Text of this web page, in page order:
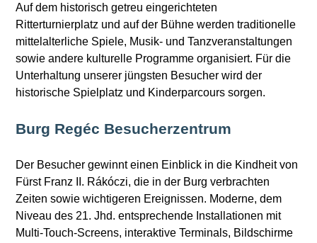
Auf dem historisch getreu eingerichteten
Ritterturnierplatz und auf der Bühne werden traditionelle
mittelalterliche Spiele, Musik- und Tanzveranstaltungen
sowie andere kulturelle Programme organisiert. Für die
Unterhaltung unserer jüngsten Besucher wird der
historische Spielplatz und Kinderparcours sorgen.
Burg Regéc Besucherzentrum
Der Besucher gewinnt einen Einblick in die Kindheit von
Fürst Franz II. Rákóczi, die in der Burg verbrachten
Zeiten sowie wichtigeren Ereignissen. Moderne, dem
Niveau des 21. Jhd. entsprechende Installationen mit
Multi-Touch-Screens, interaktive Terminals, Bildschirme